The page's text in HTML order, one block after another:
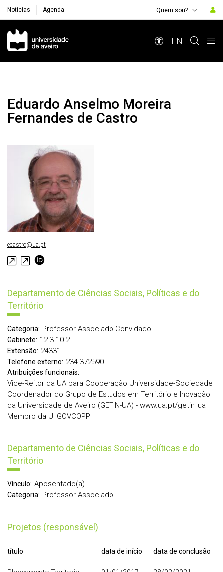
Notícias Agenda Quem sou?
Navegação Principal
EN
Eduardo Anselmo Moreira
Fernandes de Castro
Departamento de Ciências Sociais, Políticas e do
Território
Categoria: Professor Associado Convidado
Gabinete: 12.3.10.2
Extensão: 24331
Telefone externo: 234 372590
Atribuições funcionais:
Vice-Reitor da UA para Cooperação Universidade-Sociedade
Coordenador do Grupo de Estudos em Território e Inovação
da Universidade de Aveiro (GETIN-UA) - www.ua.pt/getin_ua
Membro da UI GOVCOPP
Departamento de Ciências Sociais, Políticas e do
Território
Vínculo: Aposentado(a)
Categoria: Professor Associado
Projetos (responsável)
título data de início data de conclusão
ecastro@ua.pt